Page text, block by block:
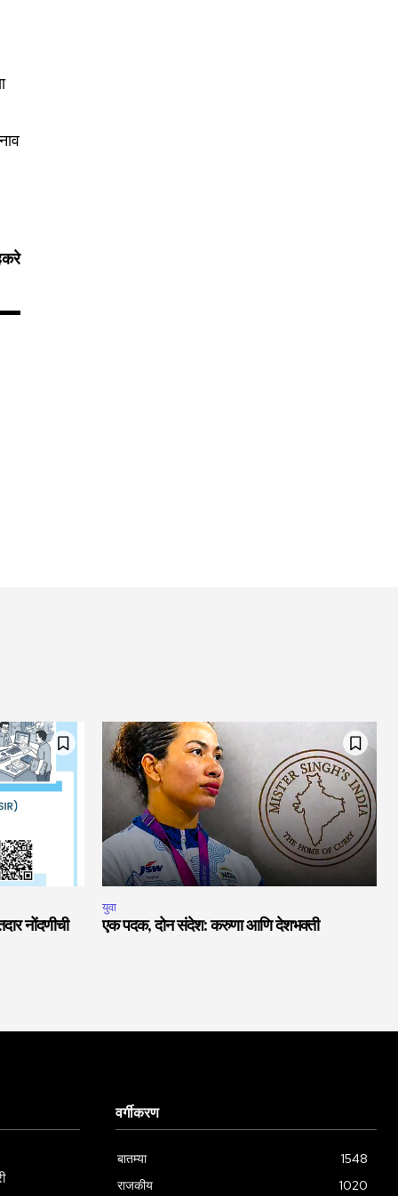
नोंदणीची
युवा
एक पदक, दोन संदेश: करुणा आणि देशभक्ती
वर्गीकरण
बातम्या
1548
राजकीय
1020